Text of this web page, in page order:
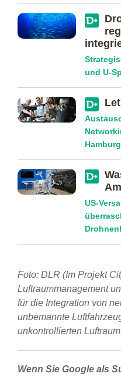
und U-
Hamburg
US-
Foto: DLR (Im Projekt
Luftraummanagement
für die Integration von
unbemannte
unkontrollierten
Wenn Sie Google als